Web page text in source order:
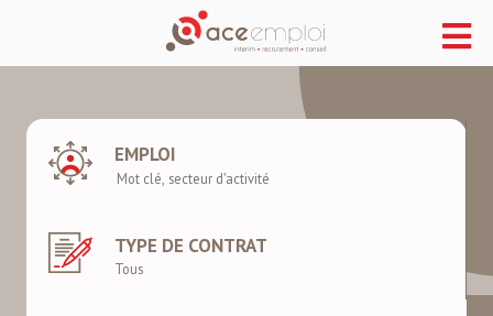
EMPLOI
TYPE DE CONTRAT